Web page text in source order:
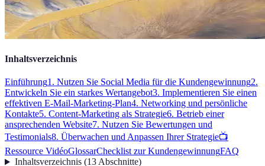
Inhaltsverzeichnis
Einführung1. Nutzen Sie Social Media für die Kundengewinnung2.
Entwickeln Sie ein starkes Wertangebot3. Implementieren Sie einen
effektiven E-Mail-Marketing-Plan4. Networking und persönliche
Kontakte5. Content-Marketing als Strategie6. Betrieb einer
ansprechenden Website7. Nutzen Sie Bewertungen und
Testimonials8. Überwachen und Anpassen Ihrer Strategie📺
Ressource VidéoGlossarChecklist zur KundengewinnungFAQ
Inhaltsverzeichnis(13Abschnitte)